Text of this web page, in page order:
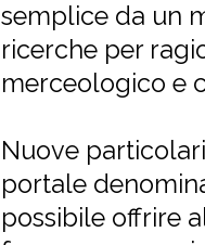
semplice da un
ricerche per
merceologico e
Nuove
portale
possibile offrire